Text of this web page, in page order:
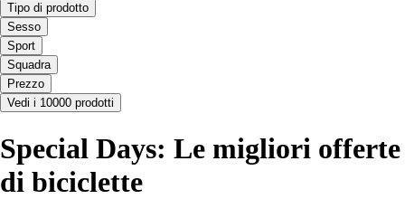
Tipo di prodotto
Sesso
Sport
Squadra
Prezzo
Vedi i 10000 prodotti
Special Days: Le migliori offerte
di biciclette